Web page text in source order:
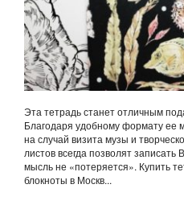
Эта тетрадь станет отличным
Благодаря удобному формату ее
на случай визита музы и
листов всегда позволят
мысль не «потеряется». Купить
блокноты в Москв...